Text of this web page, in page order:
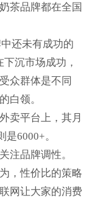
茶品牌都在全国
还未有成功的
沉市场成功，
众群体是不同
白领。
卖平台上，其月
6000+。
注品牌调性。
，性价比的策略
网让大家的消费